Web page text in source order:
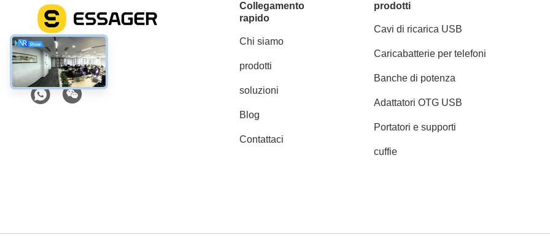
Mezzi sociali
Collegamento
rapido
Chi siamo
prodotti
soluzioni
Blog
Contattaci
prodotti
Cavi di ricarica USB
Caricabatterie per telefoni
Banche di potenza
Adattatori OTG USB
Portatori e supporti
cuffie